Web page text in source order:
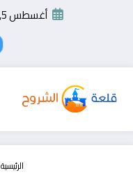
أغسطس 5, 2026
الرئيسية